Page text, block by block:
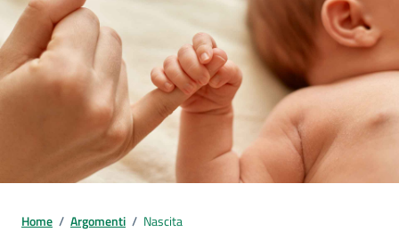
Home / Argomenti / Nascita